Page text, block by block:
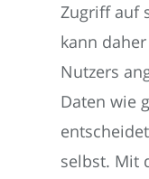
Zugriff auf
kann
Nutzers
Daten wie
selbst. Mit